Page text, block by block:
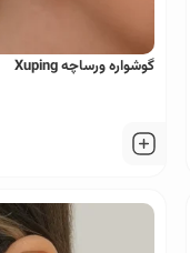
گوشواره ورساچه Xuping